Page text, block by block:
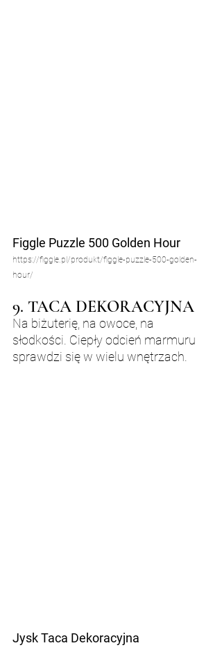
Figgle Puzzle 500 Golden Hour
https://figgle.pl/produkt/figgle-puzzle-500-golden-
hour/
9. TACA DEKORACYJNA
Na biżuterię, na owoce, na
słodkości. Ciepły odcień marmuru
sprawdzi się w wielu wnętrzach.
Jysk Taca Dekoracyjna